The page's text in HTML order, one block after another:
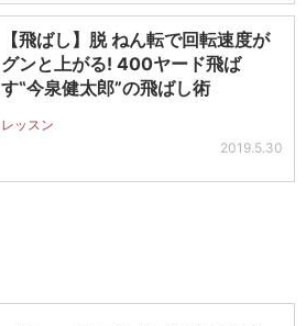
【飛ばし】脱 ねん転で回転速度が
グンと上がる! 400ヤード飛ば
す‟今泉健太郎”の飛ばし術
レッスン
2019.5.30